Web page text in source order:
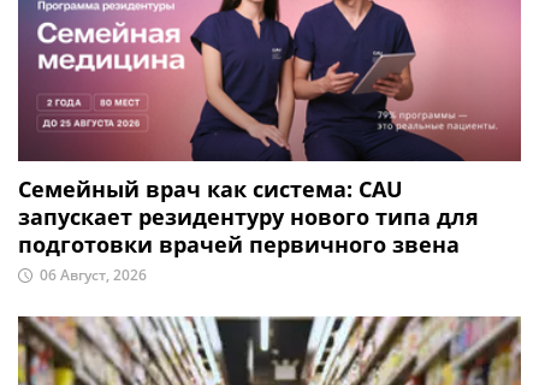
Семейный врач как система: CAU
запускает резидентуру нового типа для
подготовки врачей первичного звена
06 Август, 2026